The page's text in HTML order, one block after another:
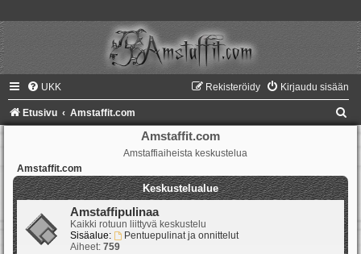
UKK Kirjaudu sisään
Rekisteröidy
Etusivu Amstaffit.com
Amstaffit.com
Amstaffiaiheista keskustelua
Amstaffit.com
Keskustelualue
Amstaffipulinaa
Kaikki rotuun liittyvä keskustelu
Sisäalue:
Pentuepulinat ja onnittelut
Aiheet: 759